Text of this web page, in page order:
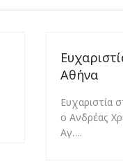
Αθήνα
Ευχαριστία
ο Ανδρέας
Αγ….